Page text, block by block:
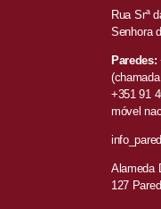
Rua Srª
Senhora
Paredes:
+351 91
móvel
Alameda
127